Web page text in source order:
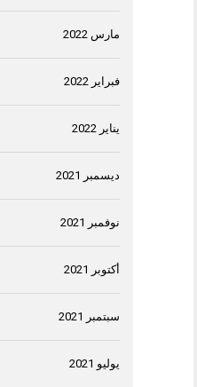
مارس 2022
فبراير 2022
يناير 2022
ديسمبر 2021
نوفمبر 2021
أكتوبر 2021
سبتمبر 2021
يوليو 2021